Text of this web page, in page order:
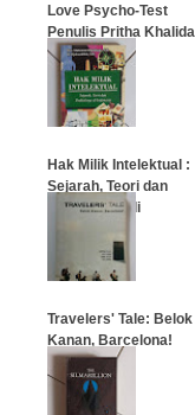
Love Psycho-Test
Penulis Pritha Khalida
…
Hak Milik Intelektual :
Sejarah, Teori dan
Prakteknya di
…
Travelers' Tale: Belok
Kanan, Barcelona!
…